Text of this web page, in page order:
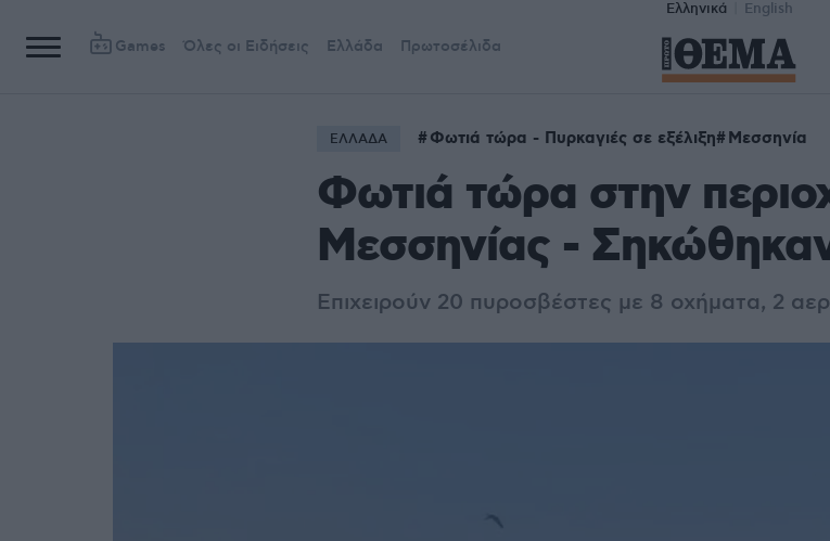
Ελληνικά English
Games Όλες οι Ειδήσεις Ελλάδα Πρωτοσέλιδα
ΕΛΛΑΔΑ Φωτιά τώρα - Πυρκαγιές σε εξέλιξη Μεσσηνία
Φωτιά τώρα στην
Μεσσηνίας -
Επιχειρούν 20 πυροσβέστες με 8 οχήματα, 2